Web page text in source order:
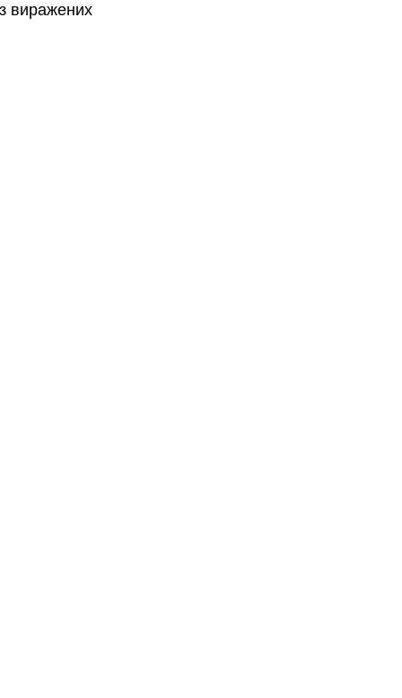
виражених